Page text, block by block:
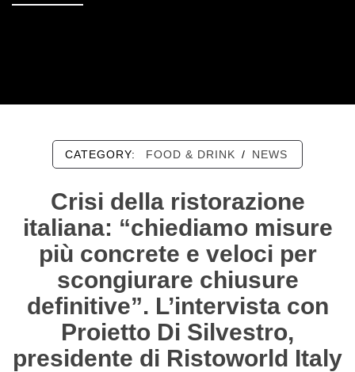
CATEGORY: FOOD & DRINK / NEWS
Crisi della ristorazione
italiana: “chiediamo misure
più concrete e veloci per
scongiurare chiusure
definitive”. L’intervista con
Proietto Di Silvestro,
presidente di Ristoworld Italy